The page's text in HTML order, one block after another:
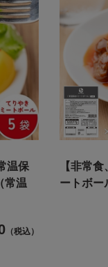
温保
常温
（税込）
【非常
ートボー